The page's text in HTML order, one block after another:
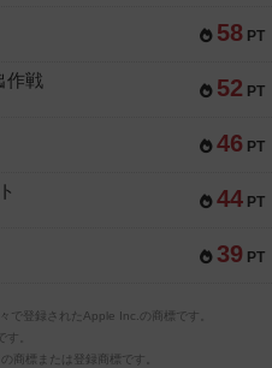
58 PT
52 PT
作戦
46 PT
44 PT
39 PT
で登録されたApple Inc.の商標です。
。
商標または登録商標です。